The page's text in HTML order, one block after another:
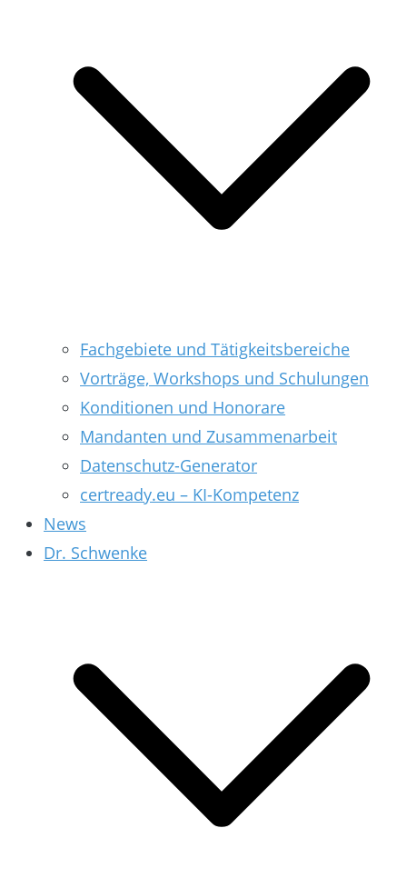
Fachgebiete und Tätigkeitsbereiche
Vorträge, Workshops und Schulungen
Konditionen und Honorare
Mandanten und Zusammenarbeit
Datenschutz-Generator
certready.eu – KI-Kompetenz
News
Dr. Schwenke